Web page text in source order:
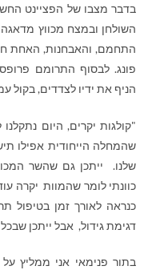
בדבר מצבו של הפציינט
השולחן ובמצח מכווץ
התחמם, והאבחנות, האחת
פונג. לבסוף התרומם
הניף את ידיו לצדדים, בקול
"קולגות יקרים, היום
שהמחלה הייחודית אפילו
שלנו. ייתכן גם שהשר
כוונתי לומר שהמוות יקרה
כנראה לאורך זמן בטיפול
דגימת גידול, אבל ייתכן שבכל
בתור פנימאי אני ממליץ